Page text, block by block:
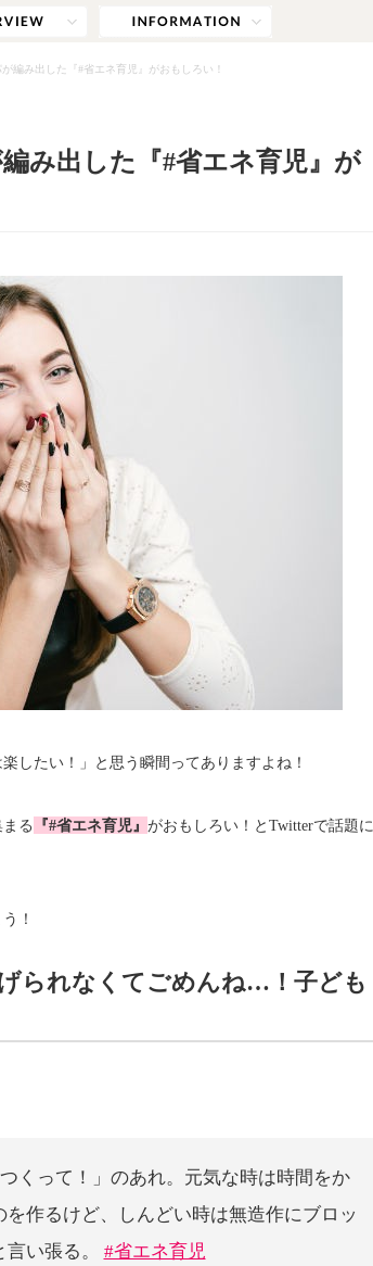
編み出した『#省エネ育児』がおもしろい！
み出した『#省エネ育児』が
したい！」と思う瞬間ってありますよね！
まる 『#省エネ育児』 がおもしろい！とTwitterで話題に
！
られなくてごめんね…！子ども
くって！」のあれ。元気な時は時間をか
作るけど、しんどい時は無造作にブロッ
い張る。 #省エネ育児